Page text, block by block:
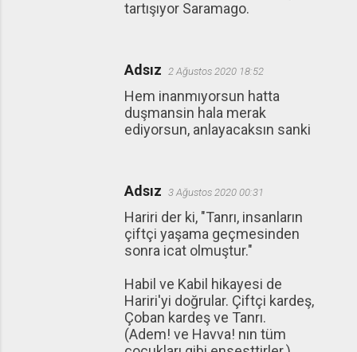
tartışıyor Saramago.
Adsız 2 Ağustos 2020 18:52
Hem inanmıyorsun hatta
duşmansin hala merak
ediyorsun, anlayacaksın sanki
Adsız 3 Ağustos 2020 00:31
Hariri der ki, "Tanrı, insanların
çiftçi yaşama geçmesinden
sonra icat olmuştur."
Habil ve Kabil hikayesi de
Hariri'yi doğrular. Çiftçi kardeş,
Çoban kardeş ve Tanrı.
(Adem! ve Havva! nın tüm